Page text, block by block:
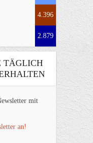
4.396
2.879
TÄGLICH
mit
an!